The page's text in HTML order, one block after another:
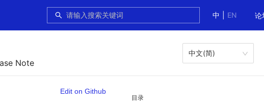
中
EN 论
Note
中文(简)
目录
Edit on Github